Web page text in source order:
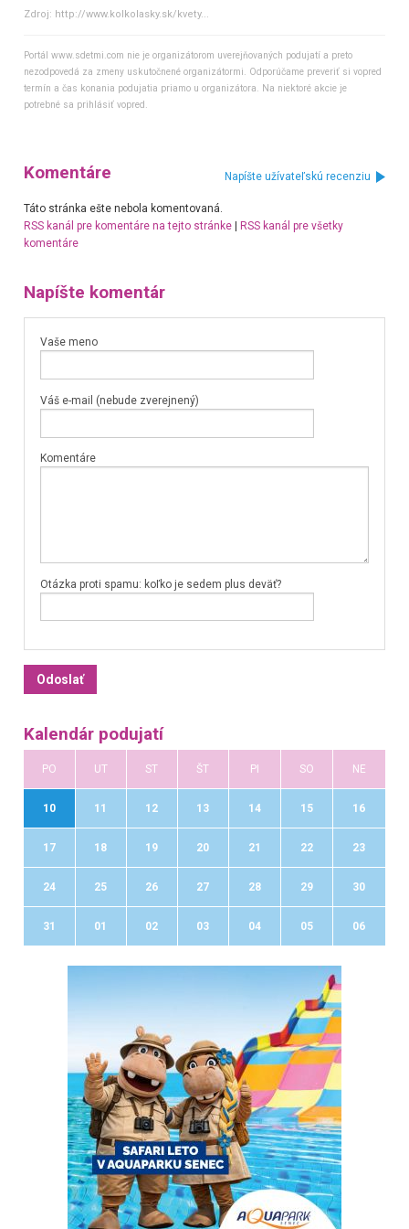
Zdroj: http://www.kolkolasky.sk/kvety...
Portál www.sdetmi.com nie je organizátorom uverejňovaných podujatí a preto
nezodpovedá za zmeny uskutočnené organizátormi. Odporúčame preveriť si vopred
termín a čas konania podujatia priamo u organizátora. Na niektoré akcie je
potrebné sa prihlásiť vopred.
Komentáre Napíšte užívateľskú recenziu
Táto stránka ešte nebola komentovaná.
RSS kanál pre komentáre na tejto stránke| RSS kanál pre všetky
komentáre
Napíšte komentár
Vaše meno
Váš e-mail (nebude zverejnený)
Komentáre
Otázka proti spamu: koľko je sedem plus deväť?
Kalendár podujatí
PO UT ST ŠT PI SO NE
10 11 12 13 14 15 16
17 18 19 20 21 22 23
24 25 26 27 28 29 30
31 01 02 03 04 05 06